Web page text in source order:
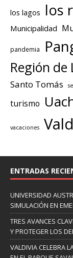
los lagos los
Municipalidad
pandemia
Región de
Santo Tomás
turismo
vacaciones
ENTRADAS
UNIVERSIDAD
SIMULACIÓN EN
TRES AVANCES
Y PROTEGER LOS
VALDIVIA CELEBRA